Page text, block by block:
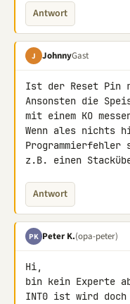
Antwort
J JohnnyGast
Ist der Reset Pin
Ansonsten die
mit einem KO
Wenn ales nichts
Programmierfehler
z.B. einen
Antwort
PK Peter K.(opa-peter)
Hi,
bin kein Experte
INT0 ist wird